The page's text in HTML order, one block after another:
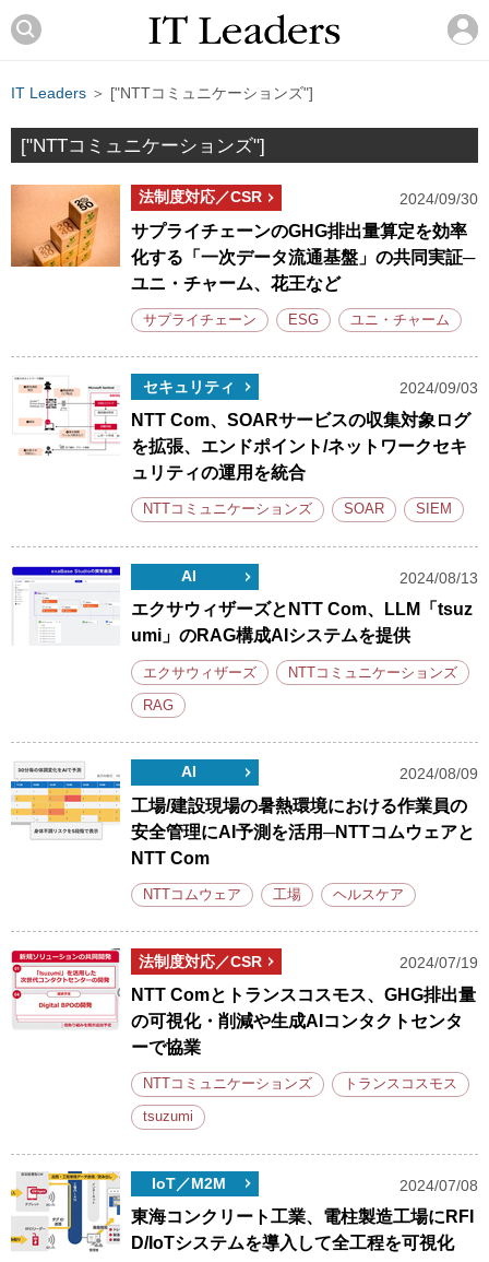
IT Leaders ＞ ["NTTコミュニケーションズ"]
["NTTコミュニケーションズ"]
法制度対応／CSR 2024/09/30
サプライチェーンのGHG排出量算定を効率
化する「一次データ流通基盤」の共同実証─
ユニ・チャーム、花王など
サプライチェーン ESG ユニ・チャーム
セキュリティ 2024/09/03
NTT Com、SOARサービスの収集対象ログ
を拡張、エンドポイント/ネットワークセキ
ュリティの運用を統合
NTTコミュニケーションズ SOAR SIEM
AI 2024/08/13
エクサウィザーズとNTT Com、LLM「tsuz
umi」のRAG構成AIシステムを提供
エクサウィザーズ NTTコミュニケーションズ
RAG
AI 2024/08/09
工場/建設現場の暑熱環境における作業員の
安全管理にAI予測を活用─NTTコムウェアと
NTT Com
NTTコムウェア 工場 ヘルスケア
法制度対応／CSR 2024/07/19
NTT Comとトランスコスモス、GHG排出量
の可視化・削減や生成AIコンタクトセンタ
ーで協業
NTTコミュニケーションズ トランスコスモス
tsuzumi
IoT／M2M 2024/07/08
東海コンクリート工業、電柱製造工場にRFI
D/IoTシステムを導入して全工程を可視化